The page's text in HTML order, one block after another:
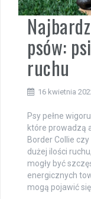
psów:
ruchu
16 kwietnia
Psy pełne
które prowadzą
Border Collie
dużej ilości
mogły być
energicznych
mogą pojawić